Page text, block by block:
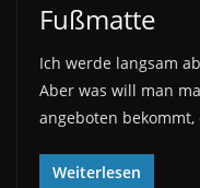
Fußmatte
Ich werde langsam
Aber was will man
angeboten bekommt,
Weiterlesen